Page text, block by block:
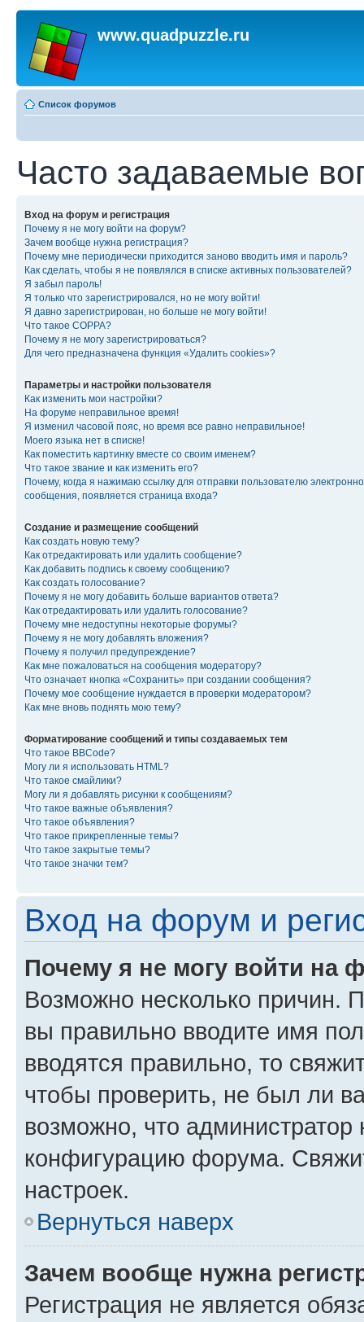
www.quadpuzzle.ru
Список форумов
Часто задаваемые
Вход на форум и регистрация
Почему я не могу войти на форум?
Зачем вообще нужна регистрация?
Почему мне периодически приходится заново вводить имя и пароль?
Как сделать, чтобы я не появлялся в списке активных пользователей?
Я забыл пароль!
Я только что зарегистрировался, но не могу войти!
Я давно зарегистрирован, но больше не могу войти!
Что такое COPPA?
Почему я не могу зарегистрироваться?
Для чего предназначена функция «Удалить cookies»?
Параметры и настройки пользователя
Как изменить мои настройки?
На форуме неправильное время!
Я изменил часовой пояс, но время все равно неправильное!
Моего языка нет в списке!
Как поместить картинку вместе со своим именем?
Что такое звание и как изменить его?
Почему, когда я нажимаю ссылку для отправки пользователю
сообщения, появляется страница входа?
Создание и размещение сообщений
Как создать новую тему?
Как отредактировать или удалить сообщение?
Как добавить подпись к своему сообщению?
Как создать голосование?
Почему я не могу добавить больше вариантов ответа?
Как отредактировать или удалить голосование?
Почему мне недоступны некоторые форумы?
Почему я не могу добавлять вложения?
Почему я получил предупреждение?
Как мне пожаловаться на сообщения модератору?
Что означает кнопка «Сохранить» при создании сообщения?
Почему мое сообщение нуждается в проверки модератором?
Как мне вновь поднять мою тему?
Форматирование сообщений и типы создаваемых тем
Что такое BBCode?
Могу ли я использовать HTML?
Что такое смайлики?
Могу ли я добавлять рисунки к сообщениям?
Что такое важные объявления?
Что такое объявления?
Что такое прикрепленные темы?
Что такое закрытые темы?
Что такое значки тем?
Вход на форум и
Почему я не могу войти на
Возможно несколько причин.
вы правильно вводите имя
вводятся правильно, то
чтобы проверить, не был ли
возможно, что администратор
конфигурацию форума.
настроек.
Вернуться наверх
Зачем вообще нужна
Регистрация не является